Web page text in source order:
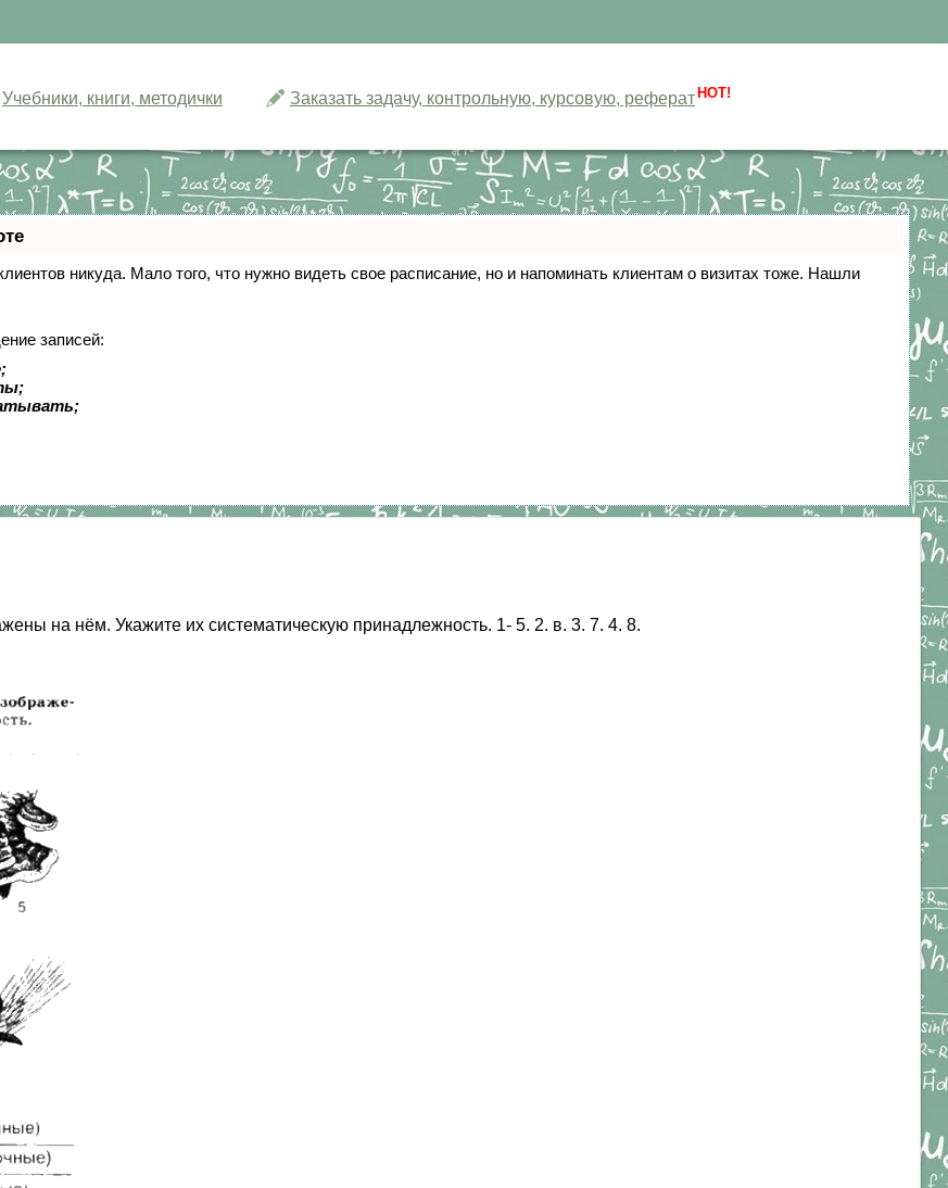
Учебники, книги, методички Заказать задачу, контрольную, курсовую, реферат HOT!
никуда. Мало того, что нужно видеть свое расписание, но и напоминать клиентам о визитах тоже. Нашли
записей:
на нём. Укажите их систематическую принадлежность. 1- 5. 2. в. 3. 7. 4. 8.